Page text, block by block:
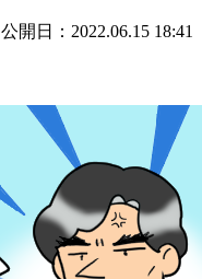
公開日：2022.06.15 18:41